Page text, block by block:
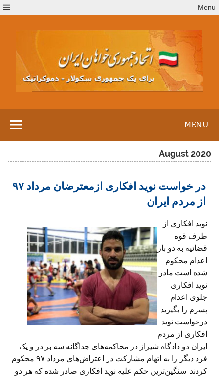
to
Menu
MENU
August 2020
در خواست نوید افکاری ازمعترضان مرداد ۹۷
از مردم ایران
نوید افکاری از
طرف قوه
قضائیه به دو بار
اعدام محکوم
شده است مادر
نوید افکاری:
جلوی اعدام
پسرم را بگیرید
درخواست نوید
افکاری از مردم
ایران دو دادگاه شیراز در محاکمه‌های جداگانه سه برادر و یک
فرد دیگر را به اتهام مشارکت در اعتراض‌های مرداد ۹۷ محکوم
کردند. سنگین‌ترین حکم علیه نوید افکاری صادر شده که هر دو